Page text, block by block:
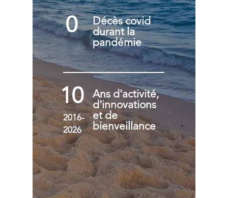
0
Décès covid
durant la
pandémie
10
2016-
2026
Ans d'activité,
d'innovations
et de
bienveillance